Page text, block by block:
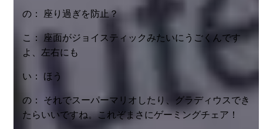
の： 座り過ぎを防止？
こ： 座面がジョイスティックみたいにうごくんです
よ、左右にも
い： ほう
の： それでスーパーマリオしたり、グラディウスでき
たらいいですね。これぞまさにゲーミングチェア！